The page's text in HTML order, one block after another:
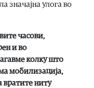
значајна улога во
часови,
и во
колку што
мобилизација,
вратите ниту